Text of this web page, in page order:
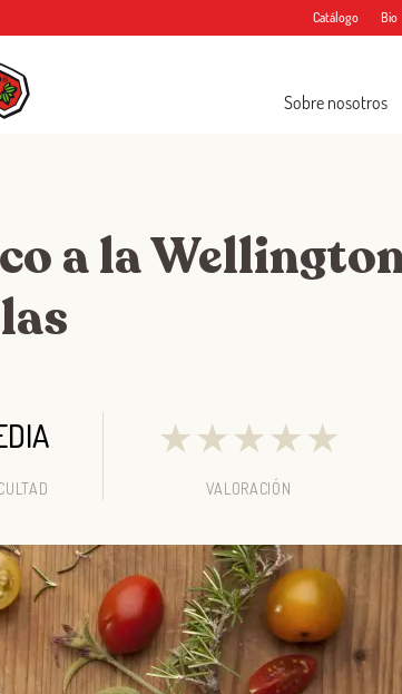
Catálogo Bio
Sobre nosotros
a la
★★★★★
VALORACIÓN